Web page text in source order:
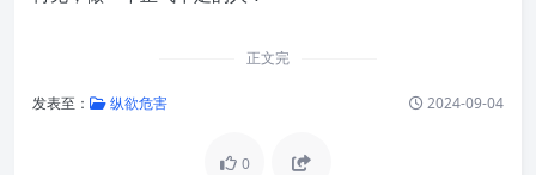
正文完
发表至： 纵欲危害 2024-09-04
0